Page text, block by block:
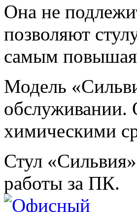
Она не
позволяют
самым повышая
Модель
обслуживании.
химическими
Стул
работы за ПК.